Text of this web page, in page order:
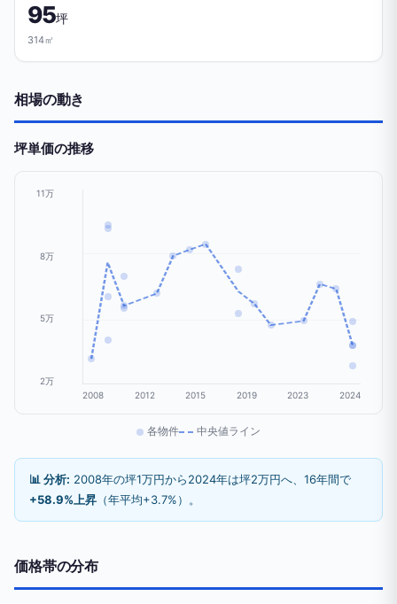
95坪
314㎡
相場の動き
坪単価の推移
11万
8万
5万
2万
2008
2012 2015 2019 2023 2024
各物件 中央値ライン
📊 分析: 2008年の坪1万円から2024年は坪2万円へ、16年間で
+58.9%上昇 （年平均+3.7%）。
価格帯の分布